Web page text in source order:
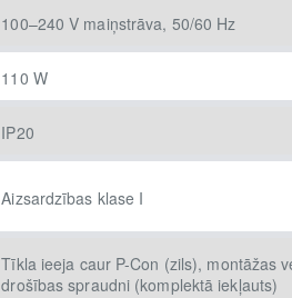
100–240 V maiņstrāva, 50/60 Hz
110 W
IP20
Aizsardzības klase I
Tīkla ieeja caur P-Con (zils), montāžas
drošības spraudni (komplektā iekļauts)